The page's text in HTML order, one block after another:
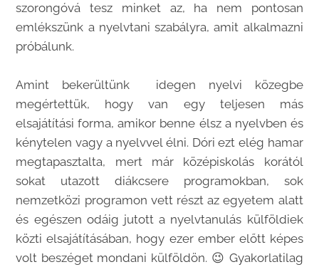
szorongóvá tesz minket az, ha nem pontosan
emlékszünk a nyelvtani szabályra, amit alkalmazni
próbálunk.
Amint bekerültünk idegen nyelvi közegbe
megértettük, hogy van egy teljesen más
elsajátítási forma, amikor benne élsz a nyelvben és
kénytelen vagy a nyelvvel élni. Dóri ezt elég hamar
megtapasztalta, mert már középiskolás korától
sokat utazott diákcsere programokban, sok
nemzetközi programon vett részt az egyetem alatt
és egészen odáig jutott a nyelvtanulás külföldiek
közti elsajátításában, hogy ezer ember előtt képes
volt beszéget mondani külföldön. 😉 Gyakorlatilag